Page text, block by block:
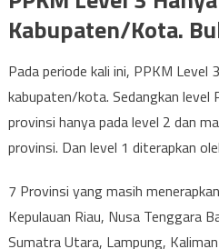
Kabupaten/Kota.
Pada periode kali ini, PPKM Level
kabupaten/kota. Sedangkan
provinsi hanya pada level 2 dan
provinsi. Dan level 1 diterapkan
7 Provinsi yang masih
Kepulauan Riau, Nusa Tenggara
Sumatra Utara, Lampung,